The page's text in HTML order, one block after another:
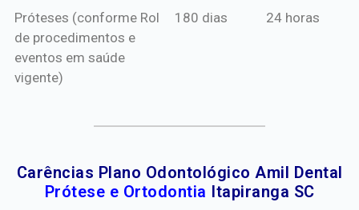
Próteses (conforme Rol
de procedimentos e
eventos em saúde
vigente)
180 dias 24 horas
Carências Plano Odontológico Amil Dental
Prótese e Ortodontia Itapiranga SC